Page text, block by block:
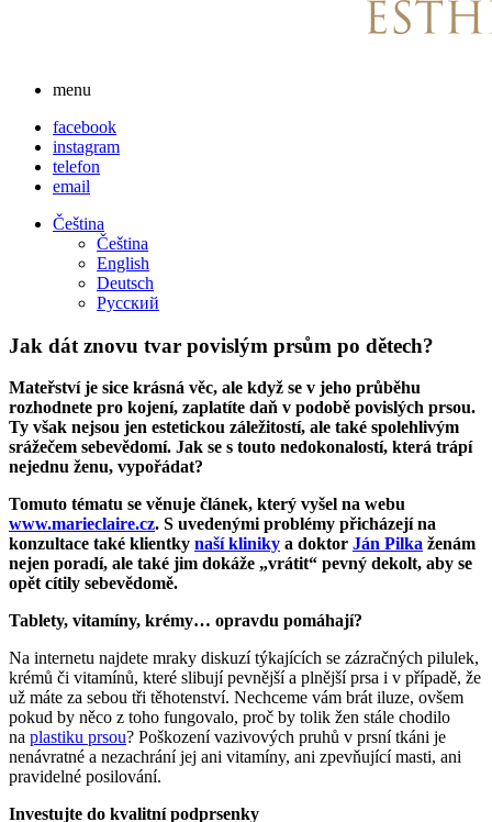
menu
facebook
instagram
telefon
email
Čeština
Čeština
English
Deutsch
Русский
Jak dát znovu tvar povislým prsům po dětech?
Mateřství je sice krásná věc, ale když se v jeho průběhu
rozhodnete pro kojení, zaplatíte daň v podobě povislých prsou.
Ty však nejsou jen estetickou záležitostí, ale také spolehlivým
srážečem sebevědomí. Jak se s touto nedokonalostí, která trápí
nejednu ženu, vypořádat?
Tomuto tématu se věnuje článek, který vyšel na webu
www.marieclaire.cz. S uvedenými problémy přicházejí na
konzultace také klientky naší kliniky a doktor Ján Pilka ženám
nejen poradí, ale také jim dokáže „vrátit“ pevný dekolt, aby se
opět cítily sebevědomě.
Tablety, vitamíny, krémy… opravdu pomáhají?
Na internetu najdete mraky diskuzí týkajících se zázračných pilulek,
krémů či vitamínů, které slibují pevnější a plnější prsa i v případě, že
už máte za sebou tři těhotenství. Nechceme vám brát iluze, ovšem
pokud by něco z toho fungovalo, proč by tolik žen stále chodilo
na plastiku prsou? Poškození vazivových pruhů v prsní tkáni je
nenávratné a nezachrání jej ani vitamíny, ani zpevňující masti, ani
pravidelné posilování.
Investujte do kvalitní podprsenky